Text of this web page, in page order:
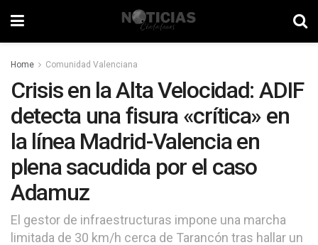
Home Comunidad Valenciana
Crisis en la Alta Velocidad: ADIF
detecta una fisura «crítica» en
la línea Madrid-Valencia en
plena sacudida por el caso
Adamuz
El gestor de infraestructuras impone una marcha
limitada de 30 km/h cerca de Tarancón tras hallar un